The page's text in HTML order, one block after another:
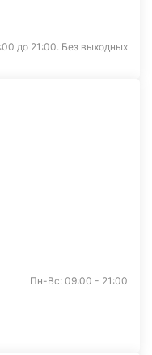
до 21:00. Без выходных
Пн-Вс: 09:00 - 21:00